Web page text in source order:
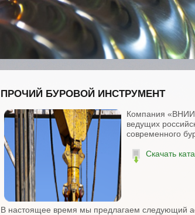
ПРОЧИЙ БУРОВОЙ ИНСТРУМЕНТ
Компания
ведущих
современного
Скачать
В настоящее время мы предлагаем следующий